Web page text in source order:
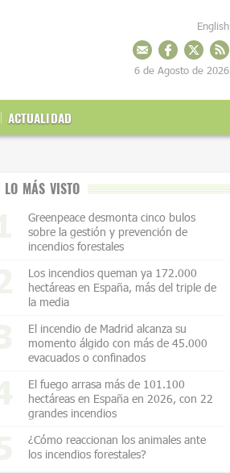
ACTUALIDAD
English
6 de Agosto de 2026
LO MÁS VISTO
Greenpeace desmonta cinco bulos
sobre la gestión y prevención de
incendios forestales
Los incendios queman ya 172.000
hectáreas en España, más del triple de
la media
El incendio de Madrid alcanza su
momento álgido con más de 45.000
evacuados o confinados
El fuego arrasa más de 101.100
hectáreas en España en 2026, con 22
grandes incendios
¿Cómo reaccionan los animales ante
los incendios forestales?